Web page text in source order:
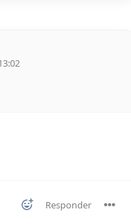
Responder